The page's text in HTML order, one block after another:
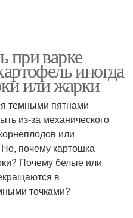
при варке
иногда
или жарки
темными пятнами
из-за механического
или
почему картошка
Почему белые или
в
точками?